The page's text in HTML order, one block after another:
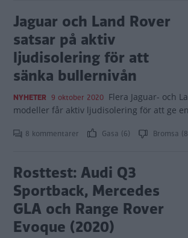
Jaguar och Land Rover
satsar på aktiv
ljudisolering för att
sänka bullernivån
NYHETER 9 oktober 2020 Flera Jaguar- och
modeller får aktiv ljudisolering för att ge
8 kommentarer Gasa (6) Bromsa
Rosttest: Audi Q3
Sportback, Mercedes
GLA och Range Rover
Evoque (2020)